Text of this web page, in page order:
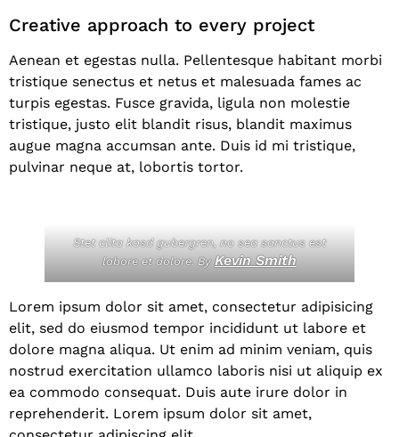
Creative approach to every project
Aenean et egestas nulla. Pellentesque habitant morbi
tristique senectus et netus et malesuada fames ac
turpis egestas. Fusce gravida, ligula non molestie
tristique, justo elit blandit risus, blandit maximus
augue magna accumsan ante. Duis id mi tristique,
pulvinar neque at, lobortis tortor.
Stet clita kasd gubergren, no sea sanctus est
labore et dolore. ByKevin Smith
Lorem ipsum dolor sit amet, consectetur adipisicing
elit, sed do eiusmod tempor incididunt ut labore et
dolore magna aliqua. Ut enim ad minim veniam, quis
nostrud exercitation ullamco laboris nisi ut aliquip ex
ea commodo consequat. Duis aute irure dolor in
reprehenderit. Lorem ipsum dolor sit amet,